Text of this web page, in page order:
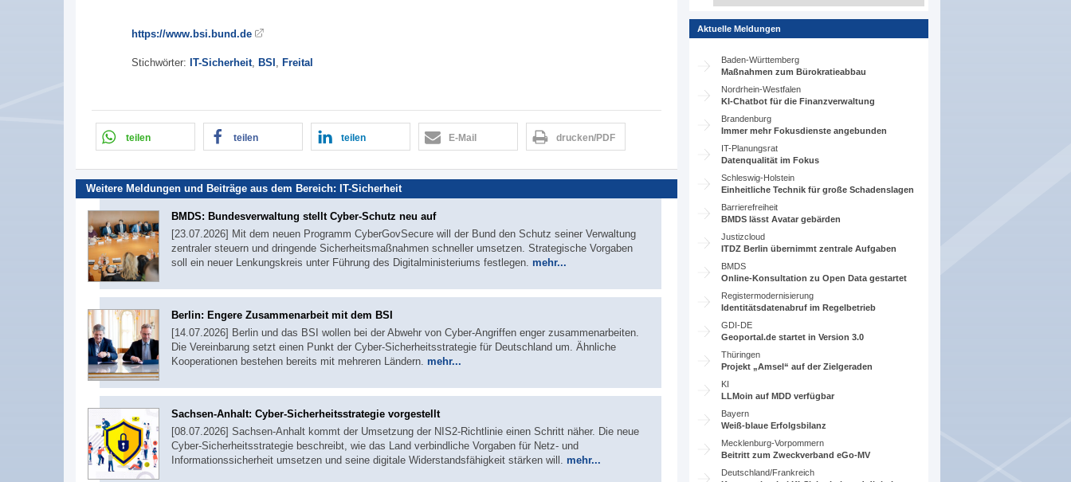
https://www.bsi.bund.de
Stichwörter: IT-Sicherheit BSI Freital
teilen teilen teilen E-Mail drucken/PDF
Weitere Meldungen und Beiträge aus dem Bereich: IT-Sicherheit
BMDS: Bundesverwaltung stellt Cyber-Schutz neu auf
[23.07.2026] Mit dem neuen Programm CyberGovSecure will der Bund den Schutz seiner Verwaltung
zentraler steuern und dringende Sicherheitsmaßnahmen schneller umsetzen. Strategische Vorgaben
soll ein neuer Lenkungskreis unter Führung des Digitalministeriums festlegen. mehr...
Berlin: Engere Zusammenarbeit mit dem BSI
[14.07.2026] Berlin und das BSI wollen bei der Abwehr von Cyber-Angriffen enger zusammenarbeiten.
Die Vereinbarung setzt einen Punkt der Cyber-Sicherheitsstrategie für Deutschland um. Ähnliche
Kooperationen bestehen bereits mit mehreren Ländern. mehr...
Sachsen-Anhalt: Cyber-Sicherheitsstrategie vorgestellt
[08.07.2026] Sachsen-Anhalt kommt der Umsetzung der NIS2-Richtlinie einen Schritt näher. Die neue
Cyber-Sicherheitsstrategie beschreibt, wie das Land verbindliche Vorgaben für Netz- und
Informationssicherheit umsetzen und seine digitale Widerstandsfähigkeit stärken will. mehr...
Aktuelle Meldungen
Baden-Württemberg
Maßnahmen zum Bürokratieabbau
Nordrhein-Westfalen
KI-Chatbot für die Finanzverwaltung
Brandenburg
Immer mehr Fokusdienste angebunden
IT-Planungsrat
Datenqualität im Fokus
Schleswig-Holstein
Einheitliche Technik für große Schadenslagen
Barrierefreiheit
BMDS lässt Avatar gebärden
Justizcloud
ITDZ Berlin übernimmt zentrale Aufgaben
BMDS
Online-Konsultation zu Open Data gestartet
Registermodernisierung
Identitätsdatenabruf im Regelbetrieb
GDI-DE
Geoportal.de startet in Version 3.0
Thüringen
Projekt „Amsel“ auf der Zielgeraden
KI
LLMoin auf MDD verfügbar
Bayern
Weiß-blaue Erfolgsbilanz
Mecklenburg-Vorpommern
Beitritt zum Zweckverband eGo-MV
Deutschland/Frankreich